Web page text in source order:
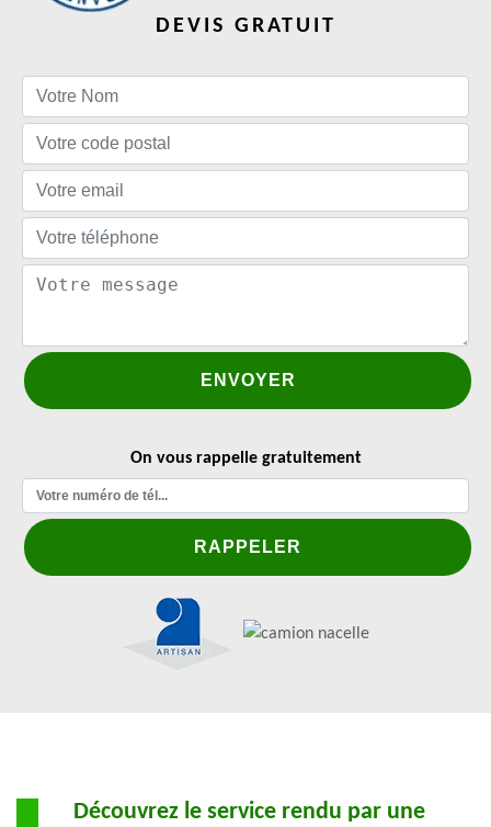
DEVIS GRATUIT
On vous rappelle gratuitement
Découvrez le service rendu par une